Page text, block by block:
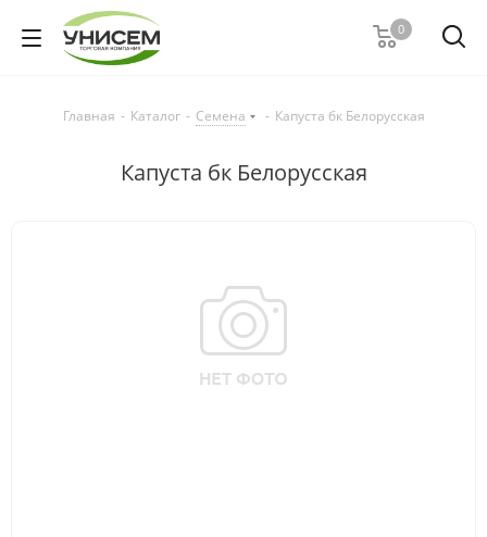
0
Главная - Каталог - Семена - Капуста бк Белорусская
Капуста бк Белорусская